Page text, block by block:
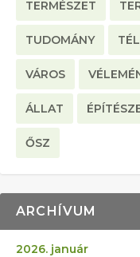
TERMÉSZET
TUDOMÁNY TÉL
VÁROS
ÁLLAT
ŐSZ
ARCHÍVUM
2026. január